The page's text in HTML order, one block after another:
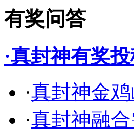
有奖问答
·真封神有奖
·真封神金
·真封神融